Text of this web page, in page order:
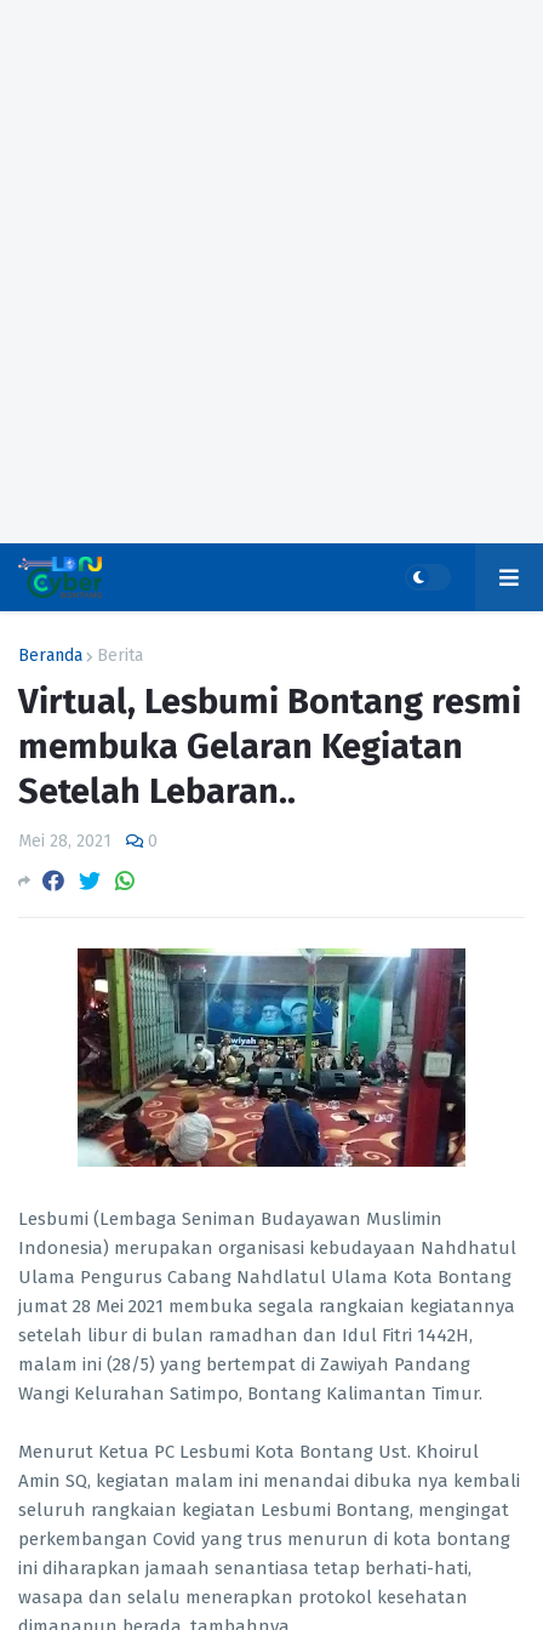
Beranda Berita
Virtual, Lesbumi Bontang resmi
membuka Gelaran Kegiatan
Setelah Lebaran..
Mei 28, 2021 0
Lesbumi (Lembaga Seniman Budayawan Muslimin
Indonesia) merupakan organisasi kebudayaan Nahdhatul
Ulama Pengurus Cabang Nahdlatul Ulama Kota Bontang
jumat 28 Mei 2021 membuka segala rangkaian kegiatannya
setelah libur di bulan ramadhan dan Idul Fitri 1442H,
malam ini (28/5) yang bertempat di Zawiyah Pandang
Wangi Kelurahan Satimpo, Bontang Kalimantan Timur.
Menurut Ketua PC Lesbumi Kota Bontang Ust. Khoirul
Amin SQ, kegiatan malam ini menandai dibuka nya kembali
seluruh rangkaian kegiatan Lesbumi Bontang, mengingat
perkembangan Covid yang trus menurun di kota bontang
ini diharapkan jamaah senantiasa tetap berhati-hati,
wasapa dan selalu menerapkan protokol kesehatan